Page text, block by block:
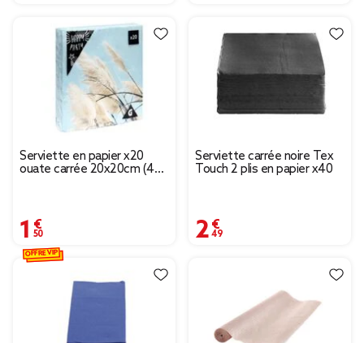
Serviette en papier x20
ouate carrée 20x20cm (4
1,50 €
Serviette carrée noire Tex
Touch 2 plis en papier x40
2,49 €
OFFRE VIP